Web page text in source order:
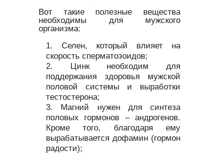
Вот такие полезные вещества
необходимы для мужского
организма:
Селен, который влияет на
скорость сперматозоидов;
Цинк необходим для
поддержания здоровья мужской
половой системы и выработки
тестостерона;
Магний нужен для синтеза
половых гормонов – андрогенов.
Кроме того, благодаря ему
вырабатывается дофамин (гормон
радости);